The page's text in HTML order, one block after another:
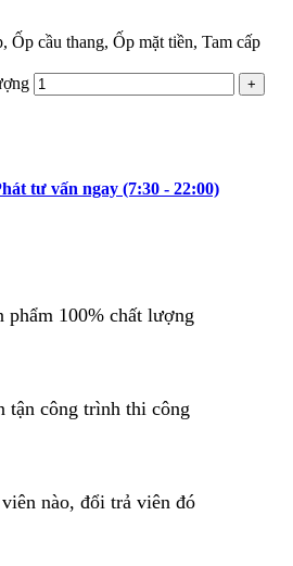
Ốp cầu thang, Ốp mặt tiền, Tam cấp
tư vấn ngay (7:30 - 22:00)
phẩm 100% chất lượng
tận công trình thi công
nào, đổi trả viên đó